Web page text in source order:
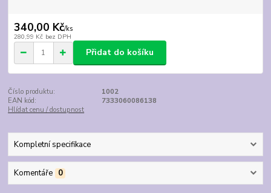
340,00 Kč/ks
280,99 Kč bez DPH
Přidat do košíku
Číslo produktu:
1002
EAN kód:
7333060086138
Hlídat cenu / dostupnost
Kompletní specifikace
Komentáře 0